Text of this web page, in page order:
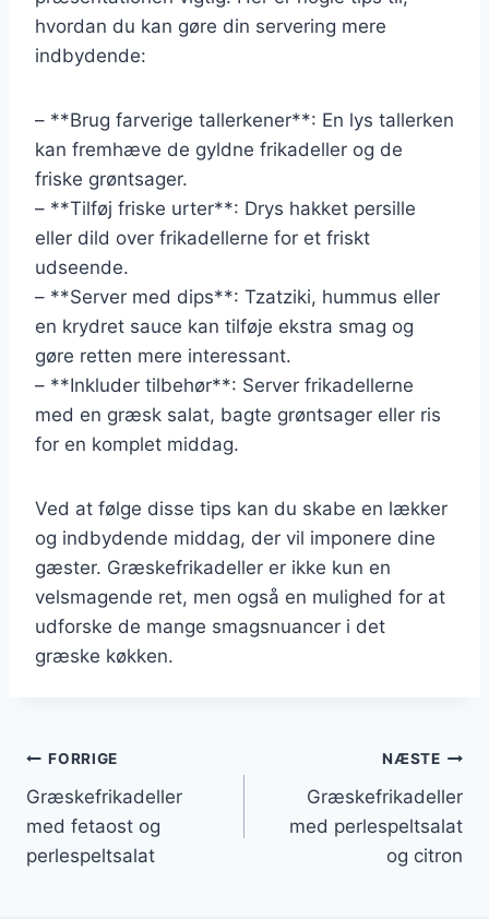
hvordan du kan gøre din servering mere
indbydende:
– **Brug farverige tallerkener**: En lys tallerken
kan fremhæve de gyldne frikadeller og de
friske grøntsager.
– **Tilføj friske urter**: Drys hakket persille
eller dild over frikadellerne for et friskt
udseende.
– **Server med dips**: Tzatziki, hummus eller
en krydret sauce kan tilføje ekstra smag og
gøre retten mere interessant.
– **Inkluder tilbehør**: Server frikadellerne
med en græsk salat, bagte grøntsager eller ris
for en komplet middag.
Ved at følge disse tips kan du skabe en lækker
og indbydende middag, der vil imponere dine
gæster. Græskefrikadeller er ikke kun en
velsmagende ret, men også en mulighed for at
udforske de mange smagsnuancer i det
græske køkken.
Indlægsnavigation
FORRIGE
Græskefrikadeller
med fetaost og
perlespeltsalat
NÆSTE
Græskefrikadeller
med perlespeltsalat
og citron